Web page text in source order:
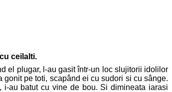
ceilalti.
el plugar, l-au gasit într-un loc slujitorii idolilor
pe toti, scapând ei cu sudori si cu sânge.
au batut cu vine de bou. Si dimineata iarasi